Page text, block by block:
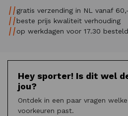
gratis verzending in NL vanaf
beste prijs kwaliteit verhouding
op werkdagen voor 17.30
Hey sporter! Is dit wel
jou?
Ontdek in een paar vragen
voorkeuren past.